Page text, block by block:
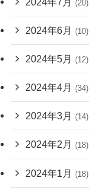
(20)
2024年6月 (10)
2024年5月 (12)
2024年4月 (34)
2024年3月 (14)
2024年2月 (18)
2024年1月 (18)